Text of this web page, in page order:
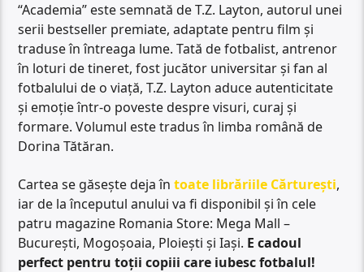
“Academia” este semnată de T.Z. Layton, autorul unei
serii bestseller premiate, adaptate pentru film și
traduse în întreaga lume. Tată de fotbalist, antrenor
în loturi de tineret, fost jucător universitar și fan al
fotbalului de o viață, T.Z. Layton aduce autenticitate
și emoție într-o poveste despre visuri, curaj și
formare. Volumul este tradus în limba română de
Dorina Tătăran.
Cartea se găsește deja în toate librăriile Cărturești,
iar de la începutul anului va fi disponibil și în cele
patru magazine Romania Store: Mega Mall –
București, Mogoșoaia, Ploiești și Iași. E cadoul
perfect pentru toții copiii care iubesc fotbalul!